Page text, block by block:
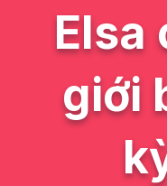
Elsa
giới